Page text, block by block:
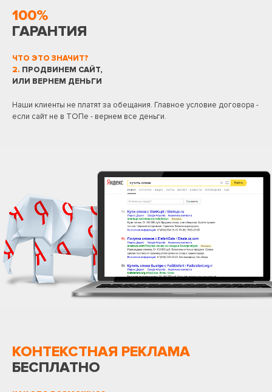
100%
ГАРАНТИЯ
ЧТО ЭТО ЗНАЧИТ?
2. ПРОДВИНЕМ САЙТ,
ИЛИ ВЕРНЕМ ДЕНЬГИ
Наши клиенты не платят за обещания. Главное условие договора -
если сайт не в ТОПе - вернем все деньги.
КОНТЕКСТНАЯ РЕКЛАМА
БЕСПЛАТНО